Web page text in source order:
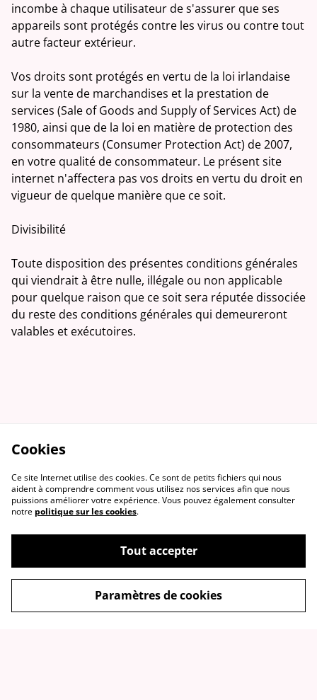
incombe à chaque utilisateur de s'assurer que ses
appareils sont protégés contre les virus ou contre tout
autre facteur extérieur.
Vos droits sont protégés en vertu de la loi irlandaise
sur la vente de marchandises et la prestation de
services (Sale of Goods and Supply of Services Act) de
1980, ainsi que de la loi en matière de protection des
consommateurs (Consumer Protection Act) de 2007,
en votre qualité de consommateur. Le présent site
internet n'affectera pas vos droits en vertu du droit en
vigueur de quelque manière que ce soit.
Divisibilité
Toute disposition des présentes conditions générales
qui viendrait à être nulle, illégale ou non applicable
pour quelque raison que ce soit sera réputée dissociée
du reste des conditions générales qui demeureront
valables et exécutoires.
Contact
Conditions générales
de vente
Cookies
Ce site Internet utilise des cookies. Ce sont de petits fichiers qui nous
aident à comprendre comment vous utilisez nos services afin que nous
puissions améliorer votre expérience. Vous pouvez également consulter
notre politique sur les cookies.
Tout accepter
Paramètres de cookies